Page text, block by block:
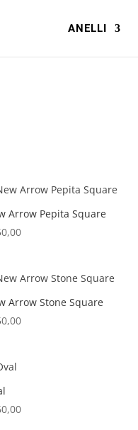
ANELLI
Arrow Pepita Square
Arrow Stone Square